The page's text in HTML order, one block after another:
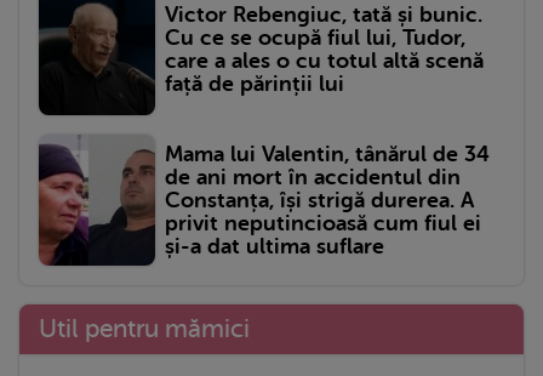
Victor Rebengiuc, tată și bunic.
Cu ce se ocupă fiul lui, Tudor,
care a ales o cu totul altă scenă
față de părinții lui
Mama lui Valentin, tânărul de 34
de ani mort în accidentul din
Constanța, își strigă durerea. A
privit neputincioasă cum fiul ei
și-a dat ultima suflare
Util pentru mămici